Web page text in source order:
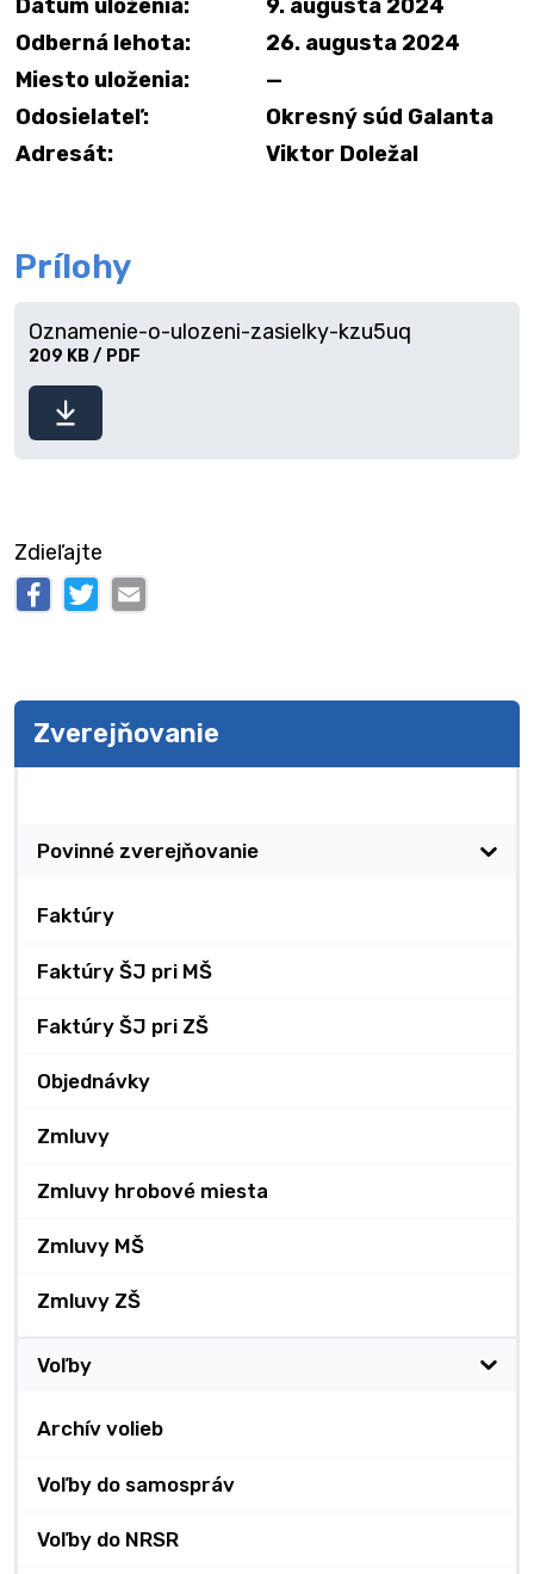
Dátum uloženia:
9. augusta 2024
Odberná lehota:
26. augusta 2024
Miesto uloženia:
—
Odosielateľ:
Okresný súd Galanta
Adresát:
Viktor Doležal
Prílohy
Stiahnuť
súbor
Oznamenie-o-ulozeni-zasielky-kzu5uq
209 KB / PDF
Zdieľajte
Zverejňovanie
Povinné zverejňovanie
Faktúry
Faktúry ŠJ pri MŠ
Faktúry ŠJ pri ZŠ
Objednávky
Zmluvy
Zmluvy hrobové miesta
Zmluvy MŠ
Zmluvy ZŠ
Voľby
Archív volieb
Voľby do samospráv
Voľby do NRSR